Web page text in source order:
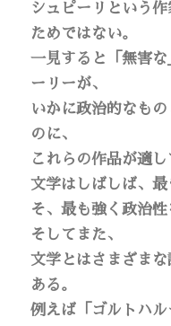
シュピーリという
ためではない。
一見すると「無害
ーリーが、
いかに政治的なも
のに、
これらの作品が適し
文学はしばしば、
そ、最も強く政治性
そしてまた、
文学とはさまざま
ある。
例えば「ゴルトハ